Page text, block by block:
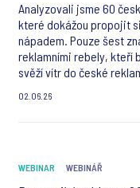
Analyzovali jsme 60
které dokážou propojit
nápadem. Pouze šest
reklamními rebely, kteří
svěží vítr do české
02.06.26
WEBINAR WEBINÁŘ